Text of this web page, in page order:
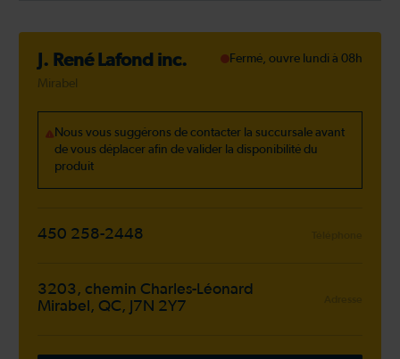
J. René Lafond inc.
Mirabel
Fermé, ouvre lundi à 08h
Nous vous suggérons de contacter la succursale avant
de vous déplacer afin de valider la disponibilité du
produit
450 258-2448
3203, chemin Charles-Léonard
Mirabel, QC, J7N 2Y7